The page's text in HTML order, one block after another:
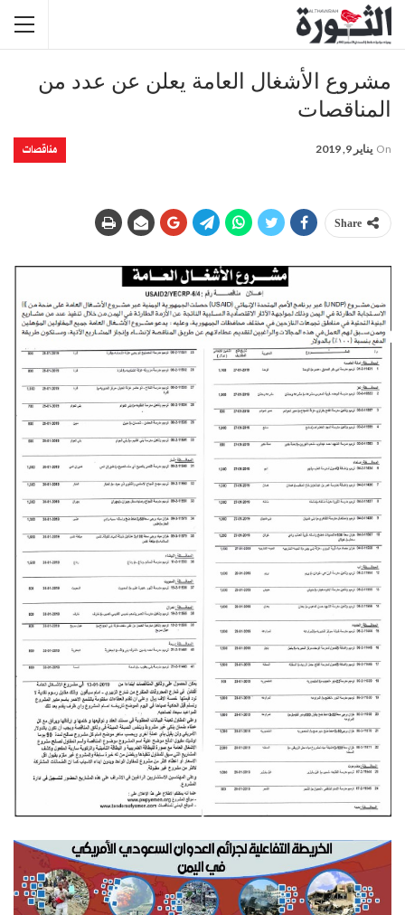
مشروع الأشغال العامة يعلن عن عدد من
المناقصات
مناقصات On يناير 9, 2019
Share